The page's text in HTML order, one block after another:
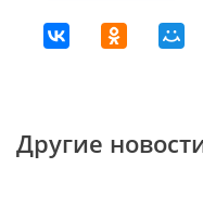
Другие